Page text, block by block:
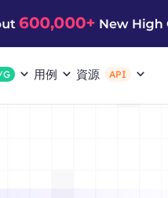
G 用例 資源 API